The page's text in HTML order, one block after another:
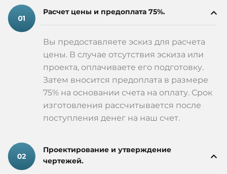
Расчет цены и предоплата 75%.
Вы предоставляете эскиз для расчета
цены. В случае отсутствия эскиза или
проекта, оплачиваете его подготовку.
Затем вносится предоплата в размере
75% на основании счета на оплату. Срок
изготовления рассчитывается после
поступления денег на наш счет.
Проектирование и утверждение
чертежей.